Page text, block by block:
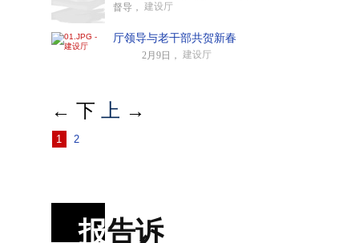
督导， 建设厅
厅领导与老干部共贺新春
2月9日， 建设厅
← 下 上 →
1 2
报告诉